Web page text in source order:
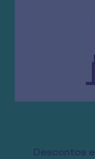
Descontos